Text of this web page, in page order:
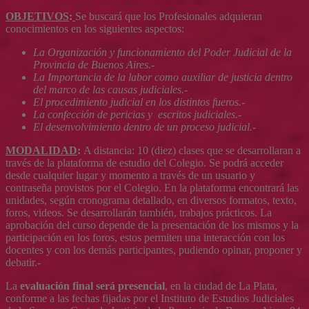
OBJETIVOS: Se buscará que los Profesionales adquieran
conocimientos en los siguientes aspectos:
La Organización y funcionamiento del Poder Judicial de la
Provincia de Buenos Aires.-
La Importancia de la labor como auxiliar de justicia dentro
del marco de las causas judiciales.-
El procedimiento judicial en los distintos fueros.-
La confección de pericias y escritos judiciales.-
El desenvolvimiento dentro de un proceso judicial.-
MODALIDAD: A distancia: 10 (diez) clases que se desarrollaran a
través de la plataforma de estudio del Colegio. Se podrá acceder
desde cualquier lugar y momento a través de un usuario y
contraseña provistos por el Colegio. En la plataforma encontrará las
unidades, según cronograma detallado, en diversos formatos, texto,
foros, videos. Se desarrollarán también, trabajos prácticos. La
aprobación del curso depende de la presentación de los mismos y la
participación en los foros, estos permiten una interacción con los
docentes y con los demás participantes, pudiendo opinar, proponer y
debatir.-
La evaluación final será presencial, en la ciudad de La Plata,
conforme a las fechas fijadas por el Instituto de Estudios Judiciales